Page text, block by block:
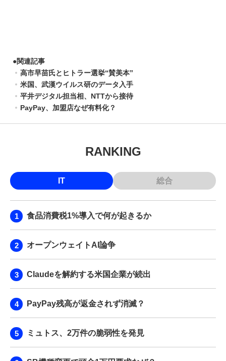
●関連記事
高市早苗氏とヒトラー選挙“賛美本”
米国、武漢ウイルス研のデータ入手
平井デジタル担当相、NTTから接待
PayPay、加盟店なぜ有料化？
RANKING
IT 総合
食品消費税1%導入で何が起きるか
オープンウェイトAI論争
Claudeを解約する米国企業が続出
PayPay残高が返金されず消滅？
ミュトス、2万件の脆弱性を発見